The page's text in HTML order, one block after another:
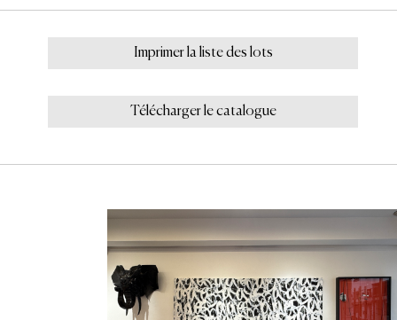
Imprimer la liste des lots
Télécharger le catalogue